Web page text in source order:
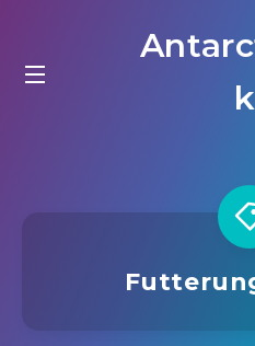
k